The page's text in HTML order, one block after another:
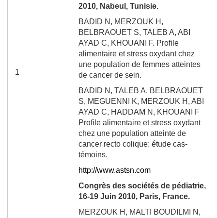
1
2010, Nabeul, Tunisie.
BADID N, MERZOUK H,
BELBRAOUET S, TALEB A, ABI
AYAD C, KHOUANI F. Profile
alimentaire et stress oxydant chez
une population de femmes atteintes
de cancer de sein.
BADID N, TALEB A, BELBRAOUET
S, MEGUENNI K, MERZOUK H, ABI
AYAD C, HADDAM N, KHOUANI F
Profile alimentaire et stress oxydant
chez une population atteinte de
cancer recto colique: étude cas-
témoins.
http://www.astsn.com
Congrès des sociétés de pédiatrie,
16-19 Juin 2010, Paris, France.
MERZOUK H, MALTI BOUDILMI N,